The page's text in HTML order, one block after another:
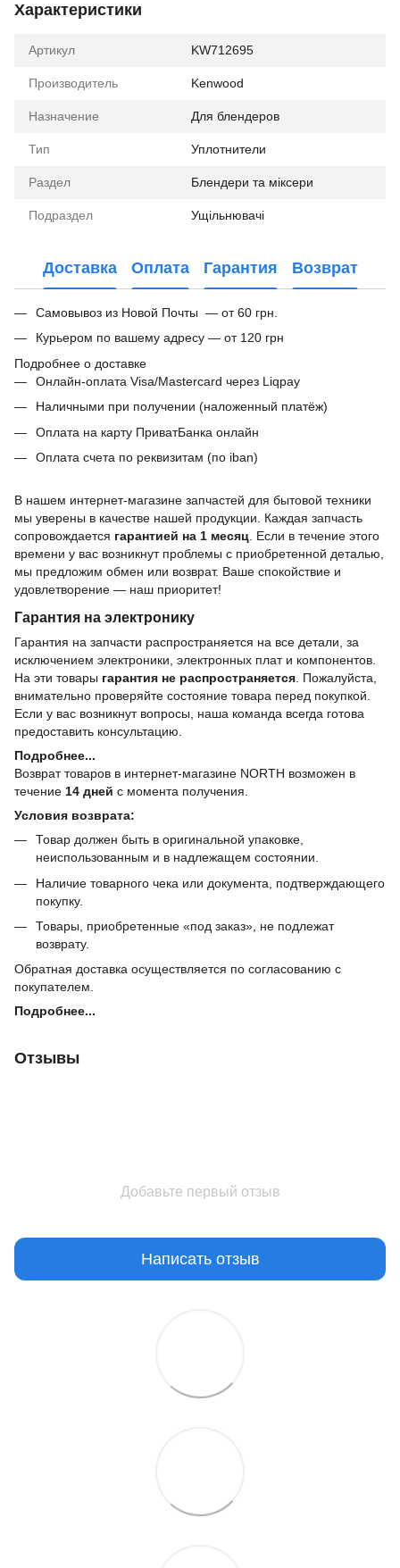
Характеристики
Артикул KW712695
Производитель Kenwood
Назначение Для блендеров
Тип Уплотнители
Раздел Блендери та міксери
Подраздел Ущільнювачі
Доставка Оплата Гарантия Возврат
Самовывоз из Новой Почты — от 60 грн.
Курьером по вашему адресу — от 120 грн
Подробнее о доставке
Онлайн-оплата Visa/Mastercard через Liqpay
Наличными при получении (наложенный платёж)
Оплата на карту ПриватБанка онлайн
Оплата счета по реквизитам (по iban)
В нашем интернет-магазине запчастей для бытовой техники
мы уверены в качестве нашей продукции. Каждая запчасть
сопровождается гарантией на 1 месяц. Если в течение этого
времени у вас возникнут проблемы с приобретенной деталью,
мы предложим обмен или возврат. Ваше спокойствие и
удовлетворение — наш приоритет!
Гарантия на электронику
Гарантия на запчасти распространяется на все детали, за
исключением электроники, электронных плат и компонентов.
На эти товары гарантия не распространяется . Пожалуйста,
внимательно проверяйте состояние товара перед покупкой.
Если у вас возникнут вопросы, наша команда всегда готова
предоставить консультацию.
Подробнее...
Возврат товаров в интернет-магазине NORTH возможен в
течение 14 дней с момента получения.
Условия возврата:
Товар должен быть в оригинальной упаковке,
неиспользованным и в надлежащем состоянии.
Наличие товарного чека или документа, подтверждающего
покупку.
Товары, приобретенные «под заказ», не подлежат
возврату.
Обратная доставка осуществляется по согласованию с
покупателем.
Подробнее...
Отзывы
Добавьте первый отзыв
Написать отзыв